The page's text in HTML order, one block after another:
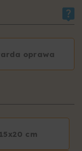
oprawa
15x20 cm